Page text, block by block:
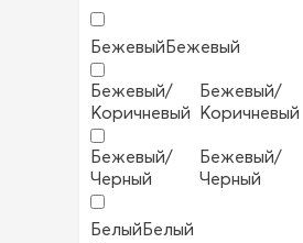
БежевыйБежевый
Бежевый/
Коричневый
Бежевый/
Коричневый
Бежевый/
Черный
Бежевый/
Черный
БелыйБелый